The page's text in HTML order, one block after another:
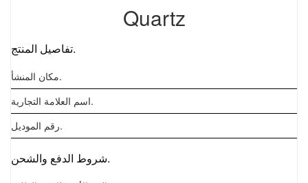
Quartz
تفاصيل المنتج.
مكان المنشأ.
اسم العلامة التجارية.
رقم الموديل.
شروط الدفع والشحن.